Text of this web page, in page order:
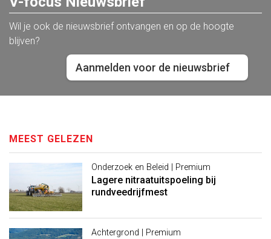
Wil je ook de nieuwsbrief ontvangen en op de hoogte
blijven?
Aanmelden voor de nieuwsbrief
MEEST GELEZEN
Onderzoek en Beleid | Premium
Lagere nitraatuitspoeling bij
rundveedrijfmest
Achtergrond | Premium